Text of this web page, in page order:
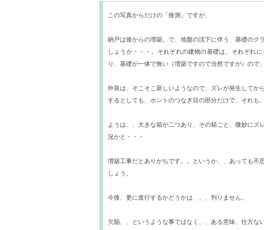
この写真からだけの「推測」ですが、
納戸は後からの増築。で、地盤の沈下に伴う、基礎の
しょうか・・・。それぞれの建物の基礎は、それぞれ
り、基礎が一体で無い（増築ですので当然ですが）ので
外装は、そこそこ新しいようなので、ズレが発生してか
するとしても、ホントのつなぎ目の部分だけで、それも
ようは、、大きな箱が二つあり、その箱ごと、微妙に
況かと・・・
増築工事だとありがちです。。というか、、あっても
しょう。
今後、更に進行するかどうかは、、、判りません。
欠陥、、というような事ではなく、、ある意味、仕方な